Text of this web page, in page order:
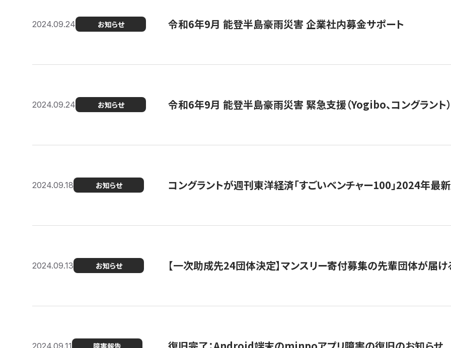
2024.09.24 お知らせ 令和6年9月 能登半島豪雨災害 企業社内募金サポート
2024.09.24 お知らせ 令和6年9月 能登半島豪雨災害 緊急支援（Yogibo、コングラント）
2024.09.18 お知らせ コングラントが週刊東洋経済「すごいベンチャー100」2024年最
2024.09.13 お知らせ 【一次助成先24団体決定】マンスリー寄付募集の先輩団体が届
2024.09.11 障害報告